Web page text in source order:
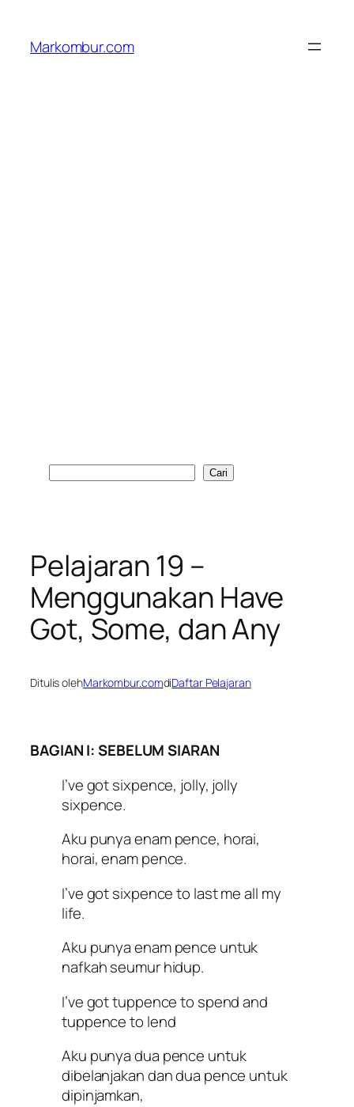
konten
Markombur.com
Cari
Pelajaran 19 –
Menggunakan Have
Got, Some, dan Any
Ditulis olehMarkombur.comdiDaftar Pelajaran
BAGIAN I: SEBELUM SIARAN
I’ve got sixpence, jolly, jolly
sixpence.
Aku punya enam pence, horai,
horai, enam pence.
I’ve got sixpence to last me all my
life.
Aku punya enam pence untuk
nafkah seumur hidup.
I’ve got tuppence to spend and
tuppence to lend
Aku punya dua pence untuk
dibelanjakan dan dua pence untuk
dipinjamkan,